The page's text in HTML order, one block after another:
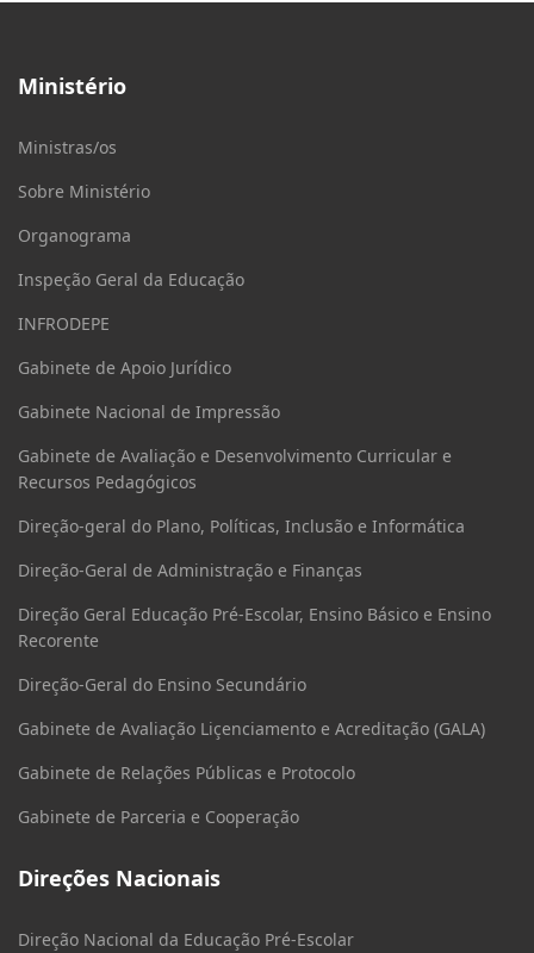
Ministério
Ministras/os
Sobre Ministério
Organograma
Inspeção Geral da Educação
INFRODEPE
Gabinete de Apoio Jurídico
Gabinete Nacional de Impressão
Gabinete de Avaliação e Desenvolvimento Curricular e
Recursos Pedagógicos
Direção-geral do Plano, Políticas, Inclusão e Informática
Direção-Geral de Administração e Finanças
Direção Geral Educação Pré-Escolar, Ensino Básico e Ensino
Recorente
Direção-Geral do Ensino Secundário
Gabinete de Avaliação Liçenciamento e Acreditação (GALA)
Gabinete de Relações Públicas e Protocolo
Gabinete de Parceria e Cooperação
Direções Nacionais
Direção Nacional da Educação Pré-Escolar